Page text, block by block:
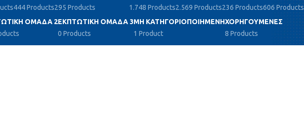
444 Products295 Products
1.748 Products2.569 Products236 Products606 Products
ΟΜΆΔΑ 2ΕΚΠΤΩΤΙΚΉ ΟΜΆΔΑ 3
0 Products
ΜΗ ΚΑΤΗΓΟΡΙΟΠΟΙΗΜΈΝΗ
1 Product
ΧΟΡΗΓΟΎΜΕΝΕΣ
8 Products